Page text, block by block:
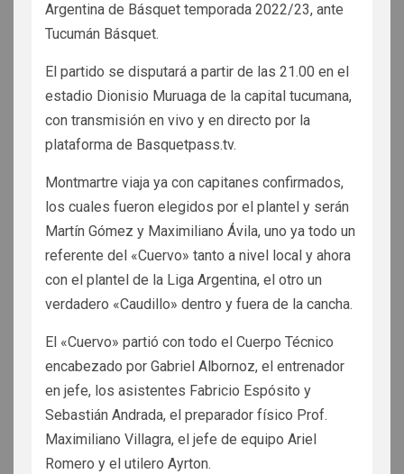
Argentina de Básquet temporada 2022/23, ante
Tucumán Básquet.
El partido se disputará a partir de las 21.00 en el
estadio Dionisio Muruaga de la capital tucumana,
con transmisión en vivo y en directo por la
plataforma de Basquetpass.tv.
Montmartre viaja ya con capitanes confirmados,
los cuales fueron elegidos por el plantel y serán
Martín Gómez y Maximiliano Ávila, uno ya todo un
referente del «Cuervo» tanto a nivel local y ahora
con el plantel de la Liga Argentina, el otro un
verdadero «Caudillo» dentro y fuera de la cancha.
El «Cuervo» partió con todo el Cuerpo Técnico
encabezado por Gabriel Albornoz, el entrenador
en jefe, los asistentes Fabricio Espósito y
Sebastián Andrada, el preparador físico Prof.
Maximiliano Villagra, el jefe de equipo Ariel
Romero y el utilero Ayrton.